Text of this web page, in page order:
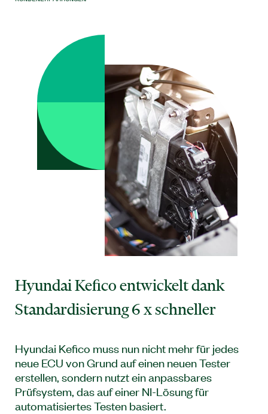
Hyundai Kefico entwickelt dank
Standardisierung 6 x schneller
Hyundai Kefico muss nun nicht mehr für jedes
neue ECU von Grund auf einen neuen Tester
erstellen, sondern nutzt ein anpassbares
Prüfsystem, das auf einer NI-Lösung für
automatisiertes Testen basiert.